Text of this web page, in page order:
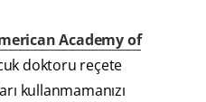
Academy of
doktoru reçete
kullanmamanızı